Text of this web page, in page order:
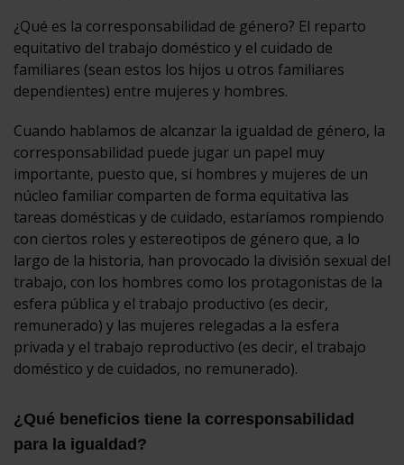
¿Qué es la corresponsabilidad de género? El reparto
equitativo del trabajo doméstico y el cuidado de
familiares (sean estos los hijos u otros familiares
dependientes) entre mujeres y hombres.
Cuando hablamos de alcanzar la igualdad de género, la
corresponsabilidad puede jugar un papel muy
importante, puesto que, si hombres y mujeres de un
núcleo familiar comparten de forma equitativa las
tareas domésticas y de cuidado, estaríamos rompiendo
con ciertos roles y estereotipos de género que, a lo
largo de la historia, han provocado la división sexual del
trabajo, con los hombres como los protagonistas de la
esfera pública y el trabajo productivo (es decir,
remunerado) y las mujeres relegadas a la esfera
privada y el trabajo reproductivo (es decir, el trabajo
doméstico y de cuidados, no remunerado).
¿Qué beneficios tiene la corresponsabilidad
para la igualdad?